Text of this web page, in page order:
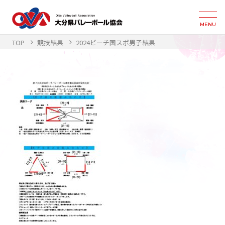
MENU
TOP 競技結果 2024ビーチ国スポ男子結果